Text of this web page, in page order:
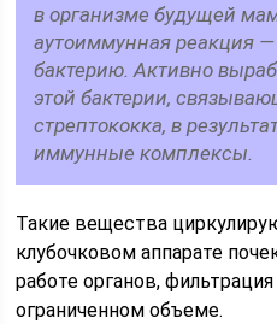
в организме будущей
аутоиммунная реакция —
бактерию. Активно
этой бактерии,
стрептококка, в
иммунные комплексы.
Такие вещества
клубочковом аппарате
работе органов,
ограниченном объеме.